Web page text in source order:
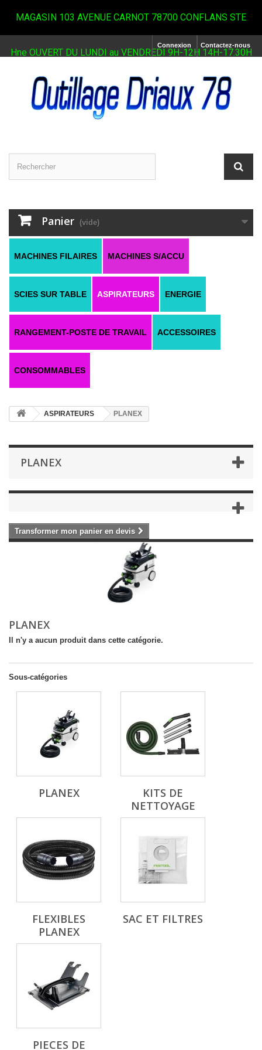
MAGASIN 103 AVENUE CARNOT 78700 CONFLANS STE
Hne OUVERT DU LUNDI au VENDREDI 9H-12H 14H-17.30H
Contactez-nous
Connexion
Panier (vide)
MACHINES FILAIRES MACHINES S/ACCU
SCIES SUR TABLE ASPIRATEURS ENERGIE
RANGEMENT-POSTE DE TRAVAIL ACCESSOIRES
CONSOMMABLES
ASPIRATEURS PLANEX
PLANEX
Transformer mon panier en devis
PLANEX
Il n'y a aucun produit dans cette catégorie.
Sous-catégories
PLANEX
KITS DE
NETTOYAGE
FLEXIBLES
PLANEX
SAC ET FILTRES
PIECES DE